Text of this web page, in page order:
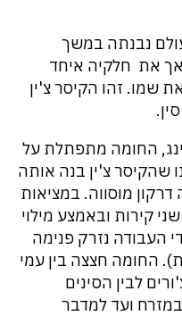
נבנתה במשך
מ 2500 שנה, אך את חלקיה איחד
שמו. זהו הקיסר צ'ין
החומה מתפתלת על
שהקיסר צ'ין בנה אותה
מוסווה. במציאות
קירות ובאמצע מילוי
העבודה נזרק פנימה
החומה חצצה בין עמי
לבין הסינים
ועד למדבר